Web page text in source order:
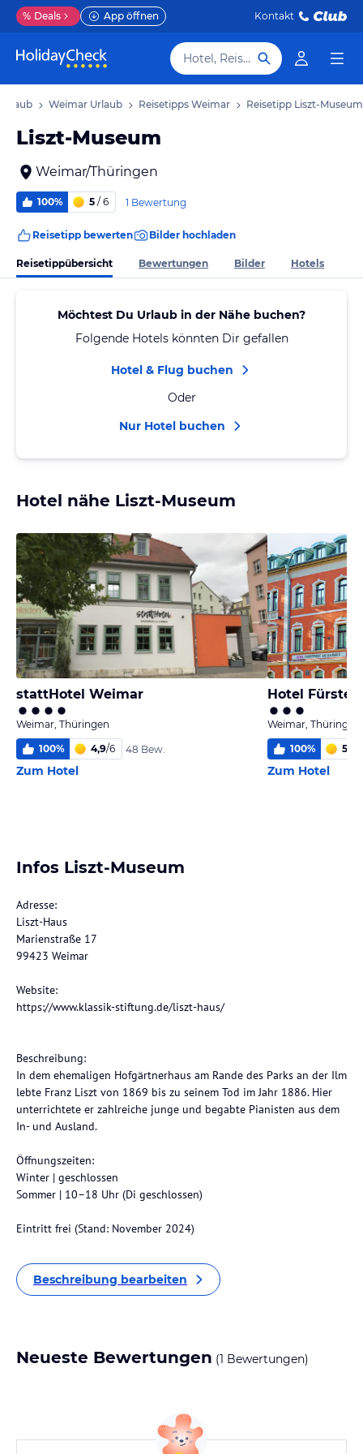
% Deals App öffnen Kontakt
Hotel, Reiseziel
Weimar Urlaub Reisetipps Weimar Reisetipp Liszt-Museum
Liszt-Museum
Weimar/Thüringen
100% 5 / 6 1 Bewertung
Reisetipp bewerten Bilder hochladen
Reisetippübersicht Bewertungen Bilder Hotels
Möchtest Du Urlaub in der Nähe buchen?
Folgende Hotels könnten Dir gefallen
Hotel & Flug buchen
Oder
Nur Hotel buchen
Hotel nähe Liszt-Museum
stattHotel Weimar
Weimar, Thüringen
100% 4,9/6 48 Bew.
Zum Hotel
Hotel
Weimar, Thüringen
100% 5,7
Zum Hotel
Infos Liszt-Museum
Adresse:
Liszt-Haus
Marienstraße 17
99423 Weimar
Website:
https://www.klassik-stiftung.de/liszt-haus/
Beschreibung:
In dem ehemaligen Hofgärtnerhaus am Rande des Parks an der Ilm
lebte Franz Liszt von 1869 bis zu seinem Tod im Jahr 1886. Hier
unterrichtete er zahlreiche junge und begabte Pianisten aus dem
In- und Ausland.
Öffnungszeiten:
Winter | geschlossen
Sommer | 10–18 Uhr (Di geschlossen)
Eintritt frei (Stand: November 2024)
Beschreibung bearbeiten
Neueste Bewertungen (1 Bewertungen)